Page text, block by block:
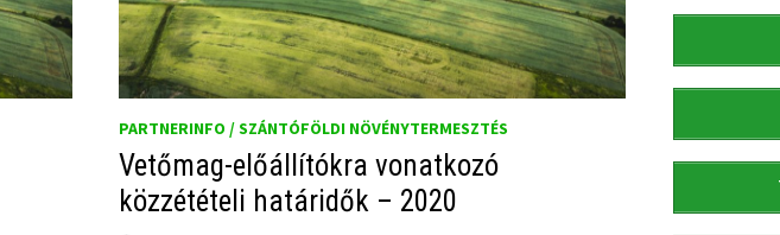
PARTNERINFO / SZÁNTÓFÖLDI NÖVÉNYTERMESZTÉS
Vetőmag-előállítókra vonatkozó
közzétételi határidők – 2020